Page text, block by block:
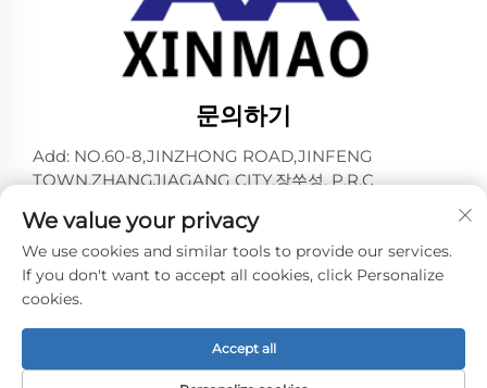
문의하기
Add: NO.60-8,JINZHONG ROAD,JINFENG
TOWN,ZHANGJIAGANG CITY,장쑤성, P.R.C
전화: +86-13145032343
이메일:[email protected]
MACHINERY CO.,LTD. 소유. -
We value your privacy
We use cookies and similar tools to provide our services.
If you don't want to accept all cookies, click Personalize
cookies.
Accept all